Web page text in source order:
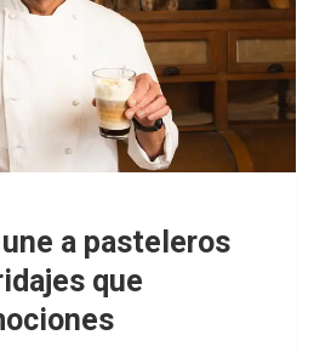
a pasteleros
que